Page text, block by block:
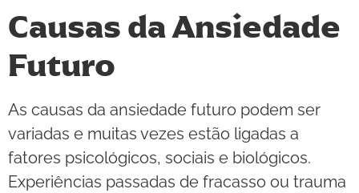
Causas da Ansiedade
Futuro
As causas da ansiedade futuro podem ser
variadas e muitas vezes estão ligadas a
fatores psicológicos, sociais e biológicos.
Experiências passadas de fracasso ou trauma